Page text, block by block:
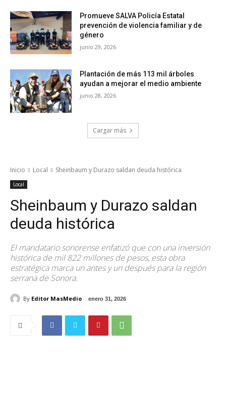
Promueve SALVA Policía Estatal
prevención de violencia familiar y de
género
junio 29, 2026
Plantación de más 113 mil árboles
ayudan a mejorar el medio ambiente
junio 28, 2026
Cargar más